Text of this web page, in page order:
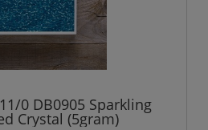
0 DB0905 Sparkling
Crystal (5gram)